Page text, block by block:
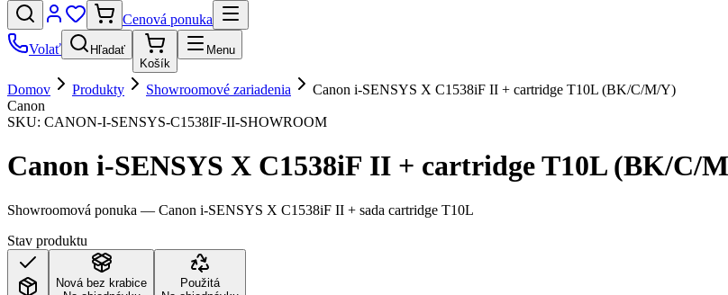
Cenová ponuka
Volať
Hľadať
Košík
Menu
Domov Produkty Showroomové zariadenia
Canon i-SENSYS X C1538iF II + cartridge T10L (BK/C/M/Y)
Canon
SKU: CANON-I-SENSYS-C1538IF-II-SHOWROOM
Canon i-SENSYS X C1538iF II + cartridge T10L (BK/C/
Showroomová ponuka — Canon i-SENSYS X C1538iF II + sada cartridge T10L
Stav produktu
Nová bez krabice
Použitá